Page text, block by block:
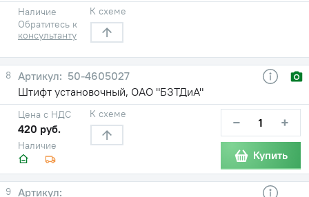
Наличие
Обратитесь к
консультанту
К схеме
8
50-4605027
Штифт установочный, ОАО "БЗТДиА"
Наличие
Цена с НДС
420 руб.
К схеме − +
Купить
9